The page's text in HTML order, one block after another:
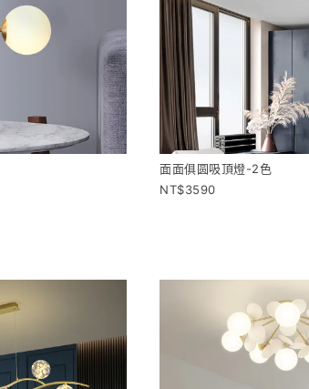
面面俱圆吸頂燈-2色
3590